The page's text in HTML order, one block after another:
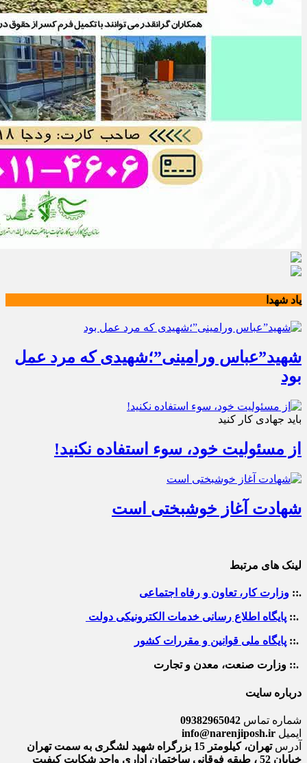
یاد شهدا
شهید”عباس ورامینی”؛شهیدی که مرد عمل
بود
باید جهادی کار کنید
از مسئولیت خود، سوء استفاده نکنید!
شهادت آغاز خوشبختی است
لینک های مرتبط
.:: وزارت کار، تعاون و رفاه اجتماعی
.:: پایگاه اطلاع رسانی خدمات الکترونیکی دولت
.:: پایگاه ملی قوانین و مقررات کشور
.:: وزارت صنعت، معدن و تجارت
درباره سایت
شماره تماس 09382965042
ایمیل info@narenjiposh.ir
آدرس
تهران، کیلومتر 15 بزرگراه شهید لشگری به سمت تهران
خیابان 52 ، طبقه فوقانی ساختمان اداری واحد شکایت کیفیت